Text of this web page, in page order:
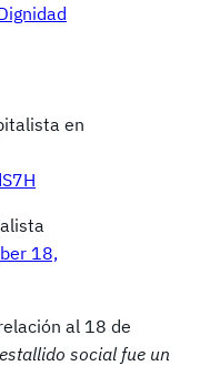
en
18,
al 18 de
social fue un